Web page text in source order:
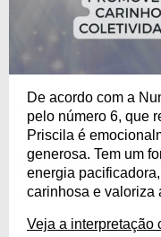
De acordo com a
pelo número 6, que
Priscila é
generosa. Tem um
energia
carinhosa e valoriza
Veja a interpretação